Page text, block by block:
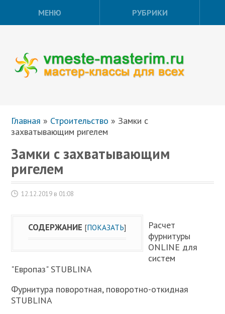
МЕНЮ РУБРИКИ
Главная » Строительство » Замки с
захватывающим ригелем
Замки с захватывающим
ригелем
12.12.2019 в 01:08
СОДЕРЖАНИЕ [ПОКАЗАТЬ]
Расчет
фурнитуры
ONLINE для
систем
"Европаз" STUBLINA
Фурнитура поворотная, поворотно-откидная
STUBLINA